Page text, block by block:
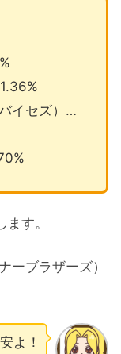
イセズ）…
す。
ーブラザーズ）
よ！